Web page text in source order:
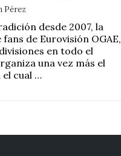
Pérez
desde 2007, la
de Eurovisión OGAE,
en todo el
una vez más el
el cual …